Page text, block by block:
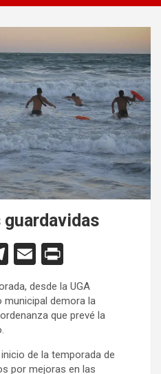
guardavidas
T
el
e
gr
m
E
m
ail
in
tF
ri
n
desde la UGA
municipal demora la
que prevé la
de la temporada de
por mejoras en las